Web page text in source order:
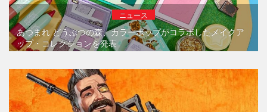
ニュース
あつまれ どうぶつの森、カラーポップがコラボしたメイクア
ップ・コレクションを発表